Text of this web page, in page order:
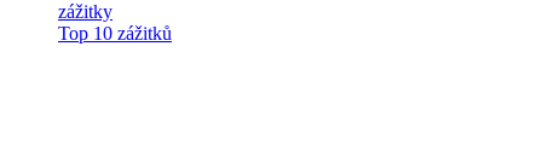
zážitky
Top 10 zážitků